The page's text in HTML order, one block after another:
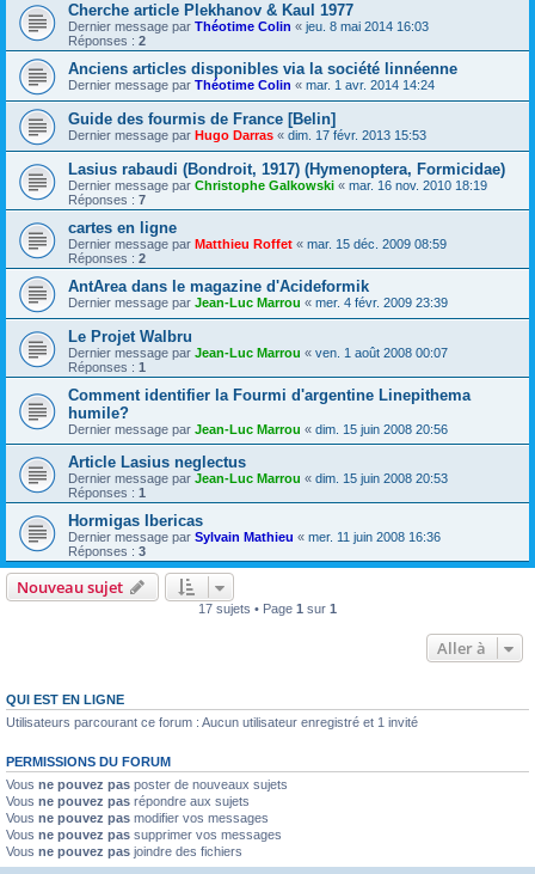
Cherche article Plekhanov & Kaul 1977
Dernier message par Théotime Colin « jeu. 8 mai 2014 16:03
Réponses : 2
Anciens articles disponibles via la société linnéenne
Dernier message par Théotime Colin « mar. 1 avr. 2014 14:24
Guide des fourmis de France [Belin]
Dernier message par Hugo Darras « dim. 17 févr. 2013 15:53
Lasius rabaudi (Bondroit, 1917) (Hymenoptera, Formicidae)
Dernier message par Christophe Galkowski « mar. 16 nov. 2010 18:19
Réponses : 7
cartes en ligne
Dernier message par Matthieu Roffet « mar. 15 déc. 2009 08:59
Réponses : 2
AntArea dans le magazine d'Acideformik
Dernier message par Jean-Luc Marrou « mer. 4 févr. 2009 23:39
Le Projet Walbru
Dernier message par Jean-Luc Marrou « ven. 1 août 2008 00:07
Réponses : 1
Comment identifier la Fourmi d'argentine Linepithema
humile?
Dernier message par Jean-Luc Marrou « dim. 15 juin 2008 20:56
Article Lasius neglectus
Dernier message par Jean-Luc Marrou « dim. 15 juin 2008 20:53
Réponses : 1
Hormigas Ibericas
Dernier message par Sylvain Mathieu « mer. 11 juin 2008 16:36
Réponses : 3
Nouveau sujet
17 sujets • Page 1 sur 1
Aller à
QUI EST EN LIGNE
Utilisateurs parcourant ce forum : Aucun utilisateur enregistré et 1 invité
PERMISSIONS DU FORUM
Vous ne pouvez pas poster de nouveaux sujets
Vous ne pouvez pas répondre aux sujets
Vous ne pouvez pas modifier vos messages
Vous ne pouvez pas supprimer vos messages
Vous ne pouvez pas joindre des fichiers